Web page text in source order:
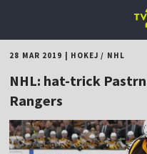
28 MAR 2019 HOKEJ / NHL
NHL: hat-trick
Rangers